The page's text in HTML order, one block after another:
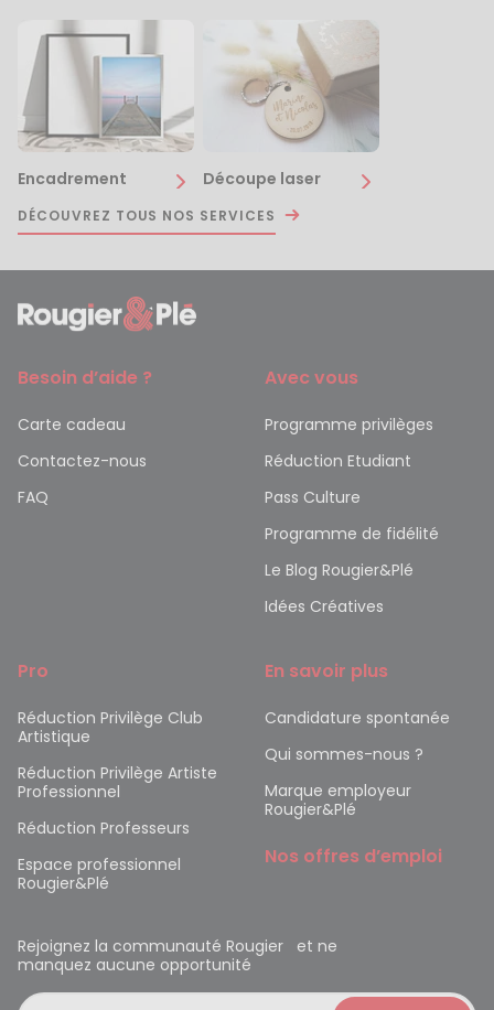
Encadrement Découpe laser
DÉCOUVREZ TOUS NOS SERVICES
Besoin d’aide ?
Carte cadeau
Contactez-nous
FAQ
Avec vous
Programme privilèges
Réduction Etudiant
Pass Culture
Programme de fidélité
Le Blog Rougier&Plé
Idées Créatives
Pro
Réduction Privilège Club
Artistique
Réduction Privilège Artiste
Professionnel
Réduction Professeurs
Espace professionnel
Rougier&Plé
En savoir plus
Candidature spontanée
Qui sommes-nous ?
Marque employeur
Rougier&Plé
Nos offres d’emploi
Rejoignez la communauté Rougier et ne
manquez aucune opportunité